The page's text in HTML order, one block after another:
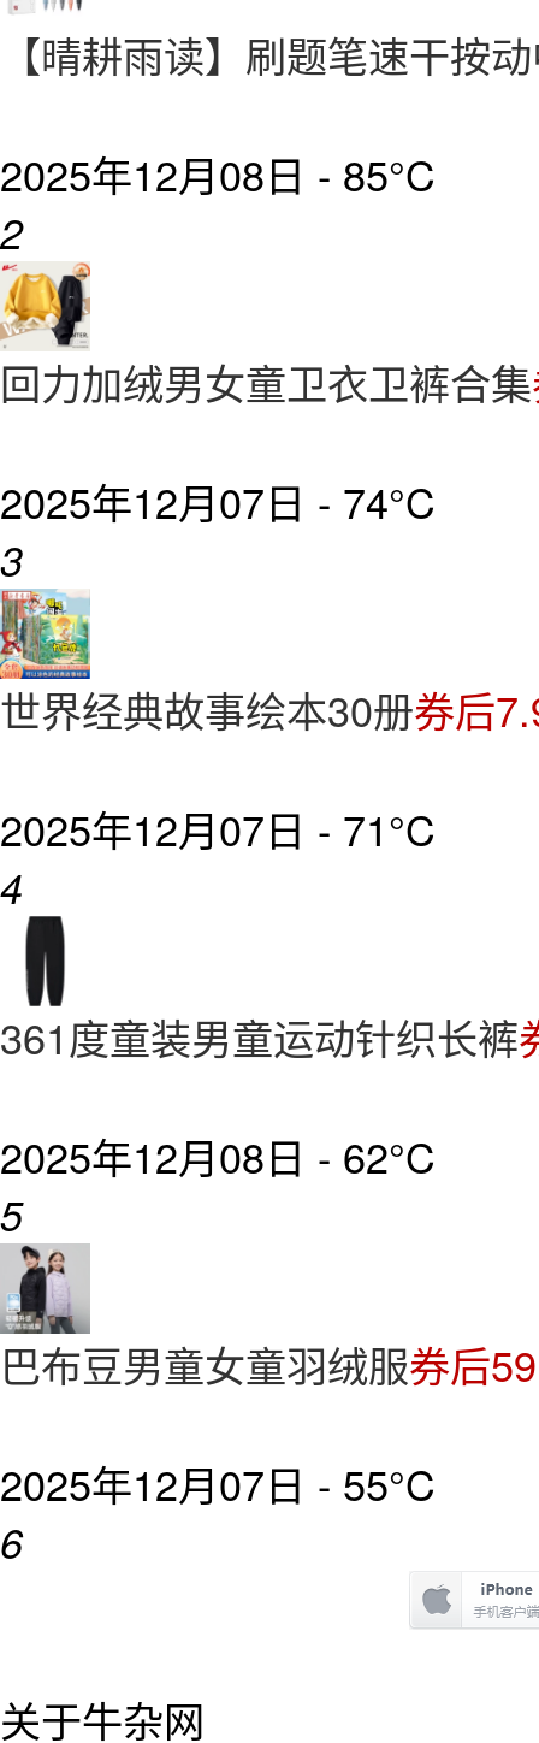
【晴耕雨读】刷题笔速干按
2025年12月08日 - 85°C
2
回力加绒男女童卫衣卫裤合集
2025年12月07日 - 74°C
3
世界经典故事绘本30册券后
2025年12月07日 - 71°C
4
361度童装男童运动针织长裤
2025年12月08日 - 62°C
5
巴布豆男童女童羽绒服券后
2025年12月07日 - 55°C
6
关于牛杂网